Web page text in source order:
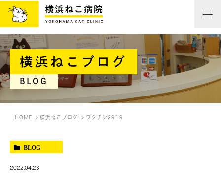
横浜ねこブログ
BLOG
HOME 横浜ねこブログ ワクチン2919
BLOG
2022.04.23